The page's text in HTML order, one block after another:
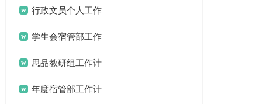
行政文员个人工作
计划10篇
学生会宿管部工作
计划思品教研组工作计
划15篇年度宿管部工作计